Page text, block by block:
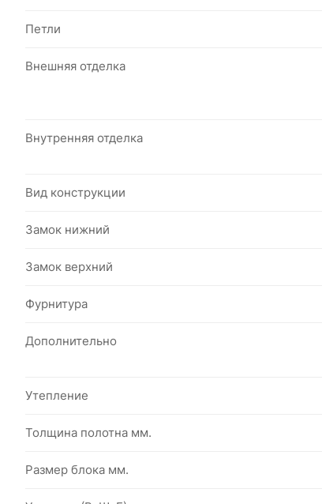
Петли
Внешняя отделка
Внутренняя отделка
Вид конструкции
Замок нижний
Замок верхний
Фурнитура
Дополнительно
Утепление
Толщина полотна мм.
Размер блока мм.